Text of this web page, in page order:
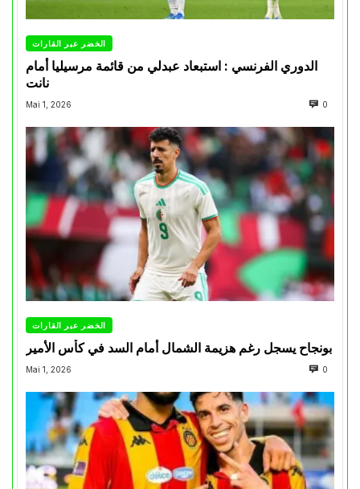
الخضر عبر القارات
الدوري الفرنسي : استبعاد عبدلي من قائمة مرسيليا أمام
نانت
Mai 1, 2026 0
الخضر عبر القارات
بونجاح يسجل رغم هزيمة الشمال أمام السد في كأس الأمير
Mai 1, 2026 0